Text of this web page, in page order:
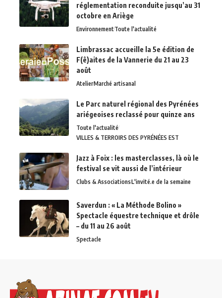
réglementation reconduite jusqu’au 31
octobre en Ariège
EnvironnementToute l'actualité
Limbrassac accueille la 5e édition de
F(ê)aites de la Vannerie du 21 au 23
août
AtelierMarché artisanal
Le Parc naturel régional des Pyrénées
ariégeoises reclassé pour quinze ans
Toute l'actualité
VILLES & TERROIRS DES PYRÉNÉES EST
Jazz à Foix : les masterclasses, là où le
festival se vit aussi de l’intérieur
Clubs & AssociationsL'invité.e de la semaine
Saverdun : « La Méthode Bolino »
Spectacle équestre technique et drôle
– du 11 au 26 août
Spectacle